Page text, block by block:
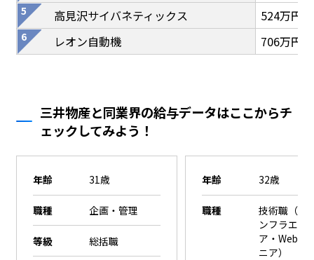
高見沢サイバネティックス
524万円
レオン自動機
706万円
三井物産と同業界の給与データはここからチ
ェックしてみよう！
年齢 31歳
職種 企画・管理
等級 総括職
年齢 32歳
職種
技術職（SE
ンフラエン
ア・Webエ
ニア）